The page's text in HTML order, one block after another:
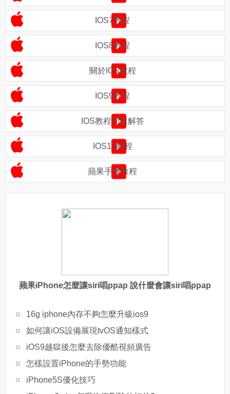
IOS7教程
IOS8教程
關於IOS教程
IOS9教程
IOS教程問題解答
IOS10教程
蘋果手機教程
蘋果iPhone怎麼讓siri唱ppap 說什麼會讓siri唱ppap
16g iphone內存不夠怎麼升級ios9
如何讓iOS設備展現tvOS通知樣式
iOS9越獄後怎麼去除優酷視頻廣告
怎樣設置iPhone的手勢功能
iPhone5S優化技巧